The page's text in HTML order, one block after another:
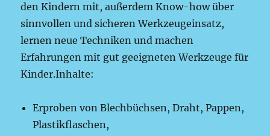
den Kindern mit, außerdem Know-how über
sinnvollen und sicheren Werkzeugeinsatz,
lernen neue Techniken und machen
Erfahrungen mit gut geeigneten Werkzeuge für
Kinder.Inhalte:
Erproben von Blechbüchsen, Draht, Pappen,
Plastikflaschen,